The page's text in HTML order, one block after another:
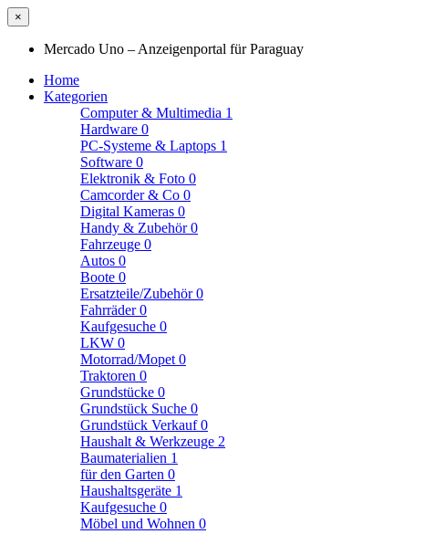
×
Mercado Uno – Anzeigenportal für Paraguay
Home
Kategorien
Computer & Multimedia 1
Hardware 0
PC-Systeme & Laptops 1
Software 0
Elektronik & Foto 0
Camcorder & Co 0
Digital Kameras 0
Handy & Zubehör0
Fahrzeuge 0
Autos 0
Boote 0
Ersatzteile/Zubehör0
Fahrräder0
Kaufgesuche 0
LKW 0
Motorrad/Mopet 0
Traktoren 0
Grundstücke 0
Grundstück Suche 0
Grundstück Verkauf0
Haushalt & Werkzeuge 2
Baumaterialien 1
für den Garten 0
Haushaltsgeräte 1
Kaufgesuche 0
Möbel und Wohnen 0